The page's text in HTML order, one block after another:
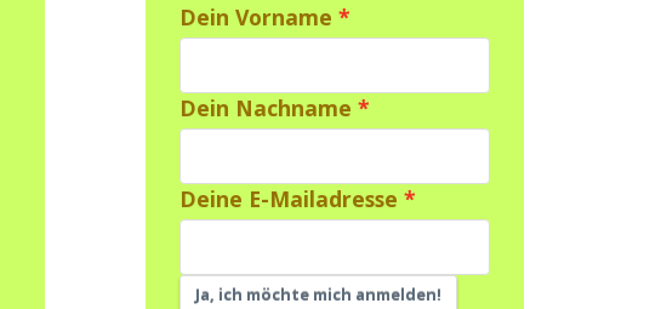
Dein Vorname
Dein Nachname
Deine E-Mailadresse
Ja, ich möchte mich anmelden!